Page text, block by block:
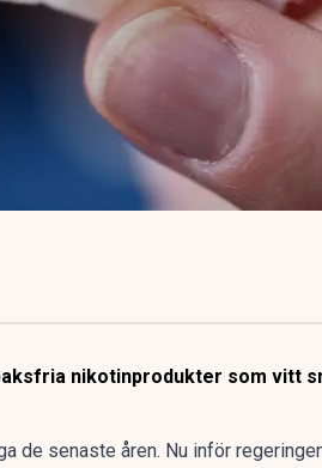
nikotinprodukter som vitt
de senaste åren. Nu inför